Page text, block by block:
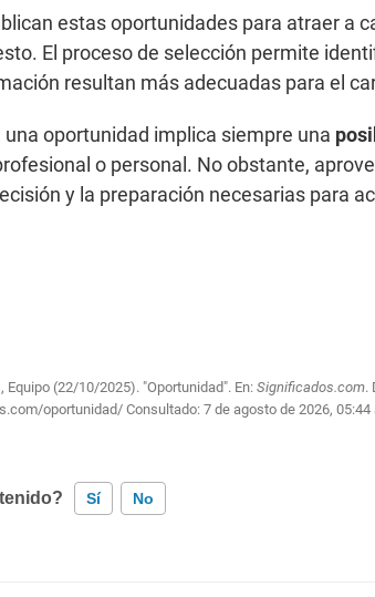
estas oportunidades para atraer a
El proceso de selección permite
resultan más adecuadas para el
una oportunidad implica siempre una
o personal. No obstante,
y la preparación necesarias para
Equipo (22/10/2025). "Oportunidad". En: Significados.com.
oportunidad/ Consultado: 7 de agosto de 2026, 05:44
Sí No